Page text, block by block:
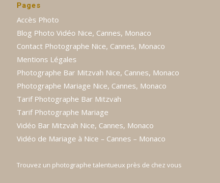
Pages
Accès Photo
Blog Photo Vidéo Nice, Cannes, Monaco
Contact Photographe Nice, Cannes, Monaco
Mentions Légales
Photographe Bar Mitzvah Nice, Cannes, Monaco
Photographe Mariage Nice, Cannes, Monaco
Tarif Photographe Bar Mitzvah
Tarif Photographe Mariage
Vidéo Bar Mitzvah Nice, Cannes, Monaco
Vidéo de Mariage à Nice – Cannes – Monaco
Trouvez un photographe talentueux près de chez vous